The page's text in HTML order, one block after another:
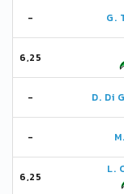
- G.
6,25
- D. Di
-
6,25
L.